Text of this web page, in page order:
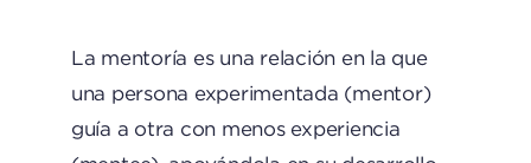
La mentoría es una relación en la que
una persona experimentada (mentor)
guía a otra con menos experiencia